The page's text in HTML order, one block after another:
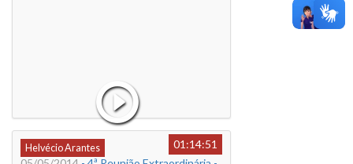
Helvécio Arantes
01:14:51